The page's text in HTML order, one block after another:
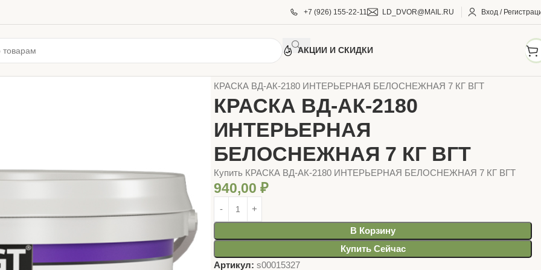
+7 (926) 155-22-11 LD_DVOR@MAIL.RU Вход /
АКЦИИ И СКИДКИ
КРАСКА ВД-АК-2180 ИНТЕРЬЕРНАЯ БЕЛОСНЕЖНАЯ 7 КГ ВГТ
КРАСКА ВД-АК-2180
ИНТЕРЬЕРНАЯ
БЕЛОСНЕЖНАЯ 7 КГ ВГТ
Купить КРАСКА ВД-АК-2180 ИНТЕРЬЕРНАЯ БЕЛОСНЕЖНАЯ 7 КГ ВГТ
940,00₽
В Корзину
Купить Сейчас
Артикул:s00015327